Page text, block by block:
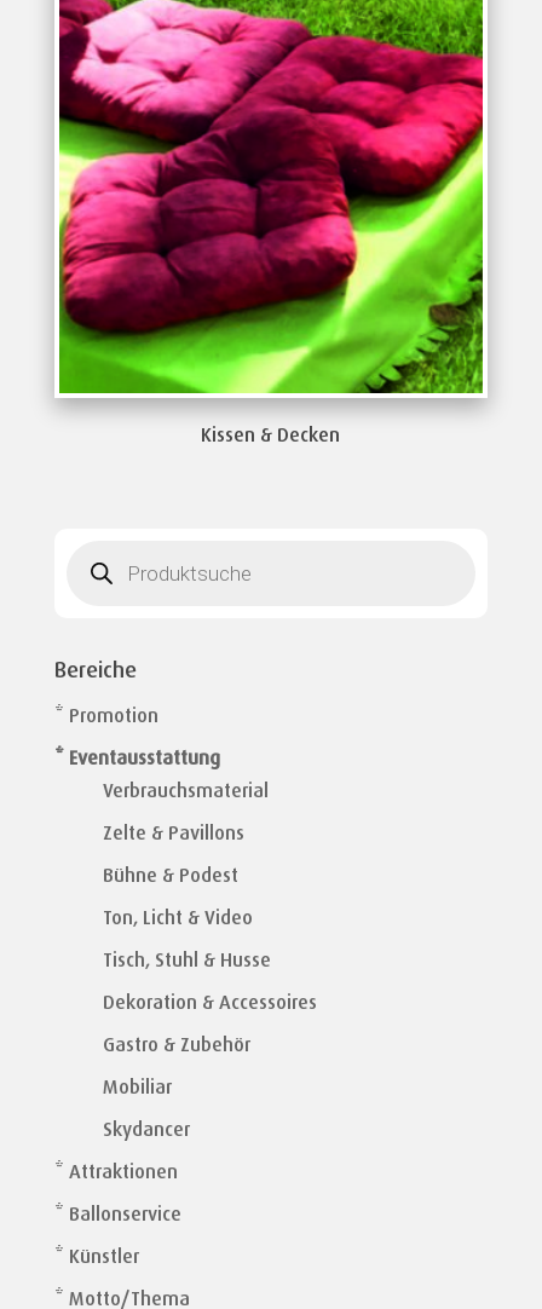
Kissen & Decken
search
Bereiche
* Promotion
* Eventausstattung
Verbrauchsmaterial
Zelte & Pavillons
Bühne & Podest
Ton, Licht & Video
Tisch, Stuhl & Husse
Dekoration & Accessoires
Gastro & Zubehör
Mobiliar
Skydancer
* Attraktionen
* Ballonservice
* Künstler
* Motto/Thema